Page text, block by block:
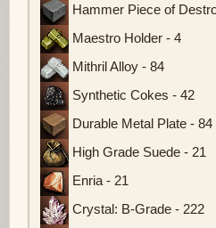
Hammer Piece of
Maestro Holder - 4
Mithril Alloy - 84
Synthetic Cokes - 42
Durable Metal Plate - 84
High Grade Suede - 21
Enria - 21
Crystal: B-Grade - 222